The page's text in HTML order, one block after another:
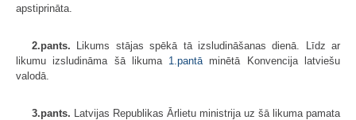
apstiprināta.
2.pants. Likums stājas spēkā tā izsludināšanas dienā. Līdz ar
likumu izsludināma šā likuma 1.pantā minētā Konvencija latviešu
valodā.
3.pants. Latvijas Republikas Ārlietu ministrija uz šā likuma pamata